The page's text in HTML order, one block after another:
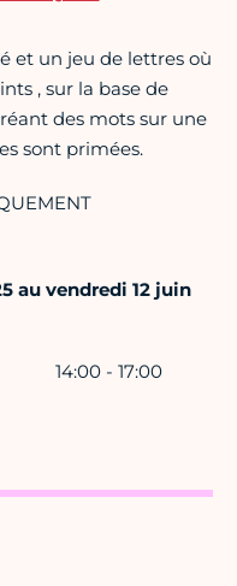
et un jeu de lettres où
, sur la base de
des mots sur une
sont primées.
au vendredi 12 juin
14:00 - 17:00